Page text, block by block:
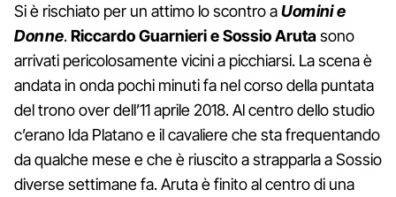
Si è rischiato per un attimo lo scontro aUomini e
Donne.Riccardo Guarnieri e Sossio Arutasono
arrivati pericolosamente vicini a picchiarsi. La scena è
andata in onda pochi minuti fa nel corso della puntata
del trono over dell’11 aprile 2018. Al centro dello studio
c’erano Ida Platano e il cavaliere che sta frequentando
da qualche mese e che è riuscito a strapparla a Sossio
diverse settimane fa. Aruta è finito al centro di una